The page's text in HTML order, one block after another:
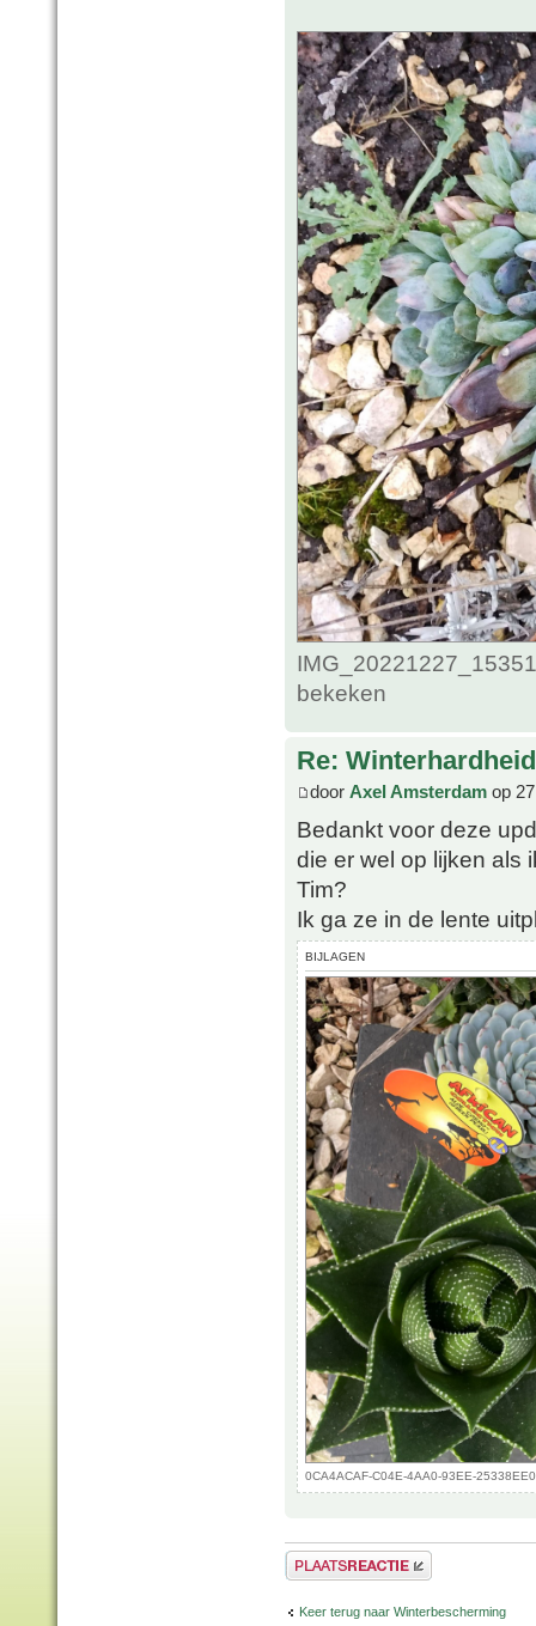
bekeken
Re:
door Axel Amsterdam op
Bedankt voor deze
die er wel op lijken als
Tim?
Ik ga ze in de lente
BIJLAGEN
0CA4ACAF-C04E-4AA0-93EE-
Plaats een reactie
Keer terug naar Winterbescherming